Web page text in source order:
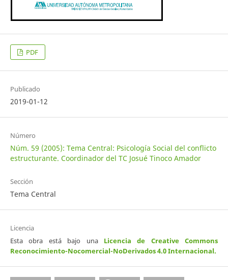
PDF
Publicado
2019-01-12
Número
Núm. 59 (2005): Tema Central: Psicología Social del conflicto
estructurante. Coordinador del TC Josué Tinoco Amador
Sección
Tema Central
Licencia
Esta obra está bajo una Licencia de Creative Commons
Reconocimiento-Nocomercial-NoDerivados 4.0 Internacional.